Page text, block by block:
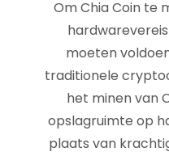
Om Chia Coin te
moeten
traditionele
het minen van
opslagruimte op
plaats van